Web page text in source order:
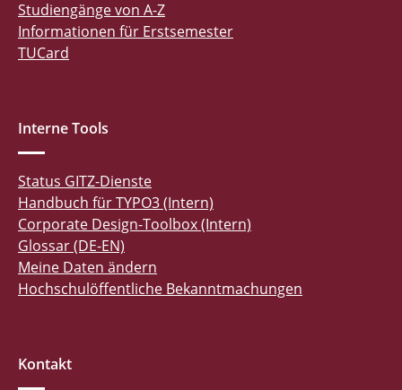
Studiengänge von A-Z
Informationen für Erstsemester
TUCard
Interne Tools
Status GITZ-Dienste
Handbuch für TYPO3 (Intern)
Corporate Design-Toolbox (Intern)
Glossar (DE-EN)
Meine Daten ändern
Hochschulöffentliche Bekanntmachungen
Kontakt